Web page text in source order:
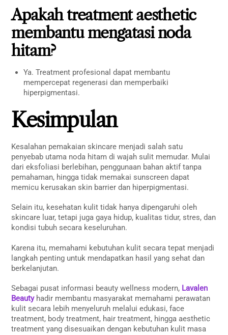
Apakah treatment aesthetic
membantu mengatasi noda
hitam?
Ya. Treatment profesional dapat membantu
mempercepat regenerasi dan memperbaiki
hiperpigmentasi.
Kesimpulan
Kesalahan pemakaian skincare menjadi salah satu
penyebab utama noda hitam di wajah sulit memudar. Mulai
dari eksfoliasi berlebihan, penggunaan bahan aktif tanpa
pemahaman, hingga tidak memakai sunscreen dapat
memicu kerusakan skin barrier dan hiperpigmentasi.
Selain itu, kesehatan kulit tidak hanya dipengaruhi oleh
skincare luar, tetapi juga gaya hidup, kualitas tidur, stres, dan
kondisi tubuh secara keseluruhan.
Karena itu, memahami kebutuhan kulit secara tepat menjadi
langkah penting untuk mendapatkan hasil yang sehat dan
berkelanjutan.
Sebagai pusat informasi beauty wellness modern, Lavalen
Beautyhadir membantu masyarakat memahami perawatan
kulit secara lebih menyeluruh melalui edukasi, face
treatment, body treatment, hair treatment, hingga aesthetic
treatment yang disesuaikan dengan kebutuhan kulit masa